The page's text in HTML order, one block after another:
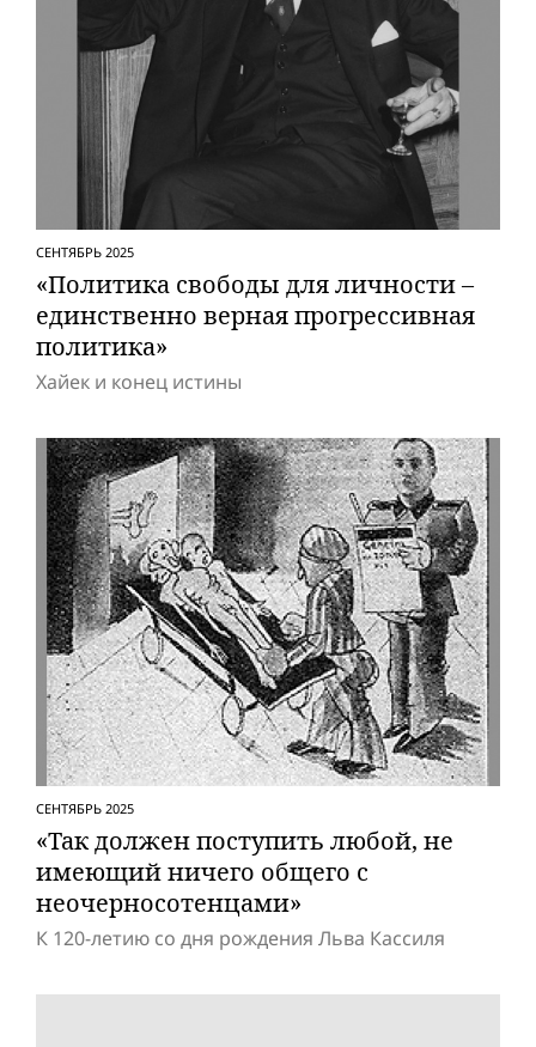
СЕНТЯБРЬ 2025
«Политика свободы для личности –
единственно верная прогрессивная
политика»
Хайек и конец истины
СЕНТЯБРЬ 2025
«Так должен поступить любой, не
имеющий ничего общего с
неочерносотенцами»
К 120-летию со дня рождения Льва Кассиля